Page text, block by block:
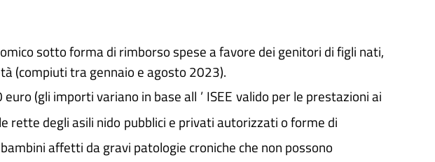
sotto forma di rimborso spese a favore dei genitori di figli nati,
(compiuti tra gennaio e agosto 2023).
(gli importi variano in base all ’ ISEE valido per le prestazioni ai
rette degli asili nido pubblici e privati autorizzati o forme di
affetti da gravi patologie croniche che non possono